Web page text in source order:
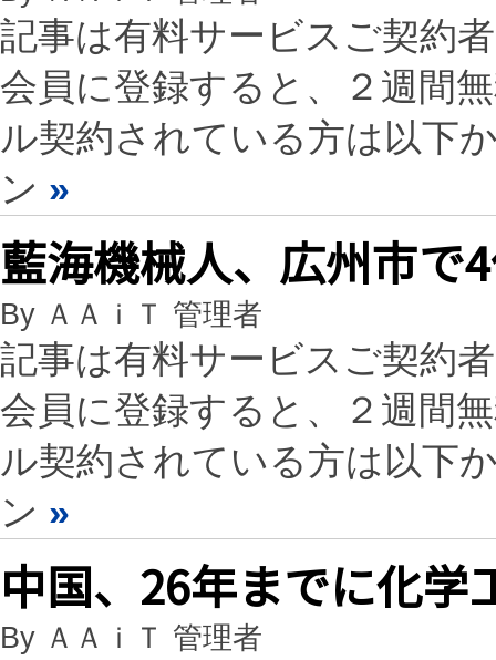
記事は有料サービスご契約
会員に登録すると、２週間
ル契約されている方は以下
ン »
藍海機械人、広州市で
By ＡＡｉＴ 管理者
記事は有料サービスご契約
会員に登録すると、２週間
ル契約されている方は以下
ン »
中国、26年までに化学
By ＡＡｉＴ 管理者